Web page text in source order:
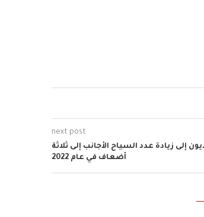
next post
إلى زيادة عدد السياح الأجانب إلى ثلاثة
أضعاف في عام 2022